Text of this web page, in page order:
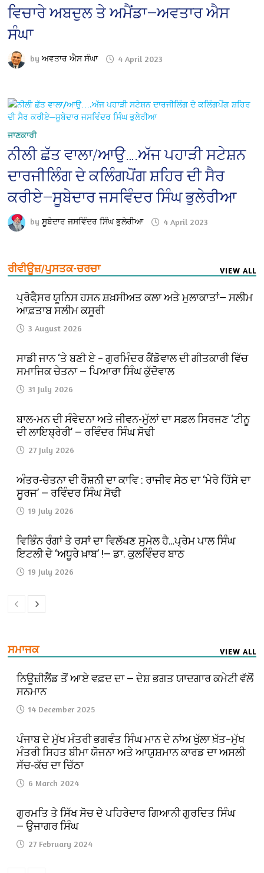
ਵਿਚਾਰੇ ਅਬਦੁਲ ਤੇ ਅਮੈਂਡਾ—ਅਵਤਾਰ ਐਸ
ਸੰਘਾ
byਅਵਤਾਰ ਐਸ ਸੰਘਾ 4 April 2023
ਜਾਣਕਾਰੀ
ਨੀਲੀ ਛੱਤ ਵਾਲਾ/ਆਉ….ਅੱਜ ਪਹਾੜੀ ਸਟੇਸ਼ਨ
ਦਾਰਜੀਲਿੰਗ ਦੇ ਕਲਿੰਗਪੋਂਗ ਸ਼ਹਿਰ ਦੀ ਸੈਰ
ਕਰੀਏ—ਸੂਬੇਦਾਰ ਜਸਵਿੰਦਰ ਸਿੰਘ ਭੁਲੇਰੀਆ
byਸੂਬੇਦਾਰ ਜਸਵਿੰਦਰ ਸਿੰਘ ਭੁਲੇਰੀਆ 4 April 2023
ਰੀਵੀਊਜ਼/ਪੁਸਤਕ-ਚਰਚਾ VIEW ALL
ਪ੍ਰੋਫੈ਼ਸਰ ਯੂਨਿਸ ਹਸਨ ਸ਼ਖ਼ਸੀਅਤ ਕਲਾ ਅਤੇ ਮੁਲਾਕਾਤਾਂ— ਸਲੀਮ
ਆਫ਼ਤਾਬ ਸਲੀਮ ਕਸੂਰੀ
3 August 2026
ਸਾਡੀ ਜਾਨ ‘ਤੇ ਬਣੀ ਏ – ਗੁਰਮਿੰਦਰ ਕੈਂਡੋਵਾਲ ਦੀ ਗੀਤਕਾਰੀ ਵਿੱਚ
ਸਮਾਜਿਕ ਚੇਤਨਾ — ਪਿਆਰਾ ਸਿੰਘ ਕੁੱਦੋਵਾਲ
31 July 2026
ਬਾਲ-ਮਨ ਦੀ ਸੰਵੇਦਨਾ ਅਤੇ ਜੀਵਨ-ਮੁੱਲਾਂ ਦਾ ਸਫ਼ਲ ਸਿਰਜਣ ‘ਟੀਨੂ
ਦੀ ਲਾਇਬ੍ਰੇਰੀ’ — ਰਵਿੰਦਰ ਸਿੰਘ ਸੋਢੀ
27 July 2026
ਅੰਤਰ-ਚੇਤਨਾ ਦੀ ਰੌਸ਼ਨੀ ਦਾ ਕਾਵਿ : ਰਾਜੀਵ ਸੇਠ ਦਾ ‘ਮੇਰੇ ਹਿੱਸੇ ਦਾ
ਸੂਰਜ’ — ਰਵਿੰਦਰ ਸਿੰਘ ਸੋਢੀ
19 July 2026
ਵਿਭਿੰਨ ਰੰਗਾਂ ਤੇ ਰਸਾਂ ਦਾ ਵਿਲੱਖਣ ਸੁਮੇਲ ਹੈ…ਪ੍ਰੇਮ ਪਾਲ ਸਿੰਘ
ਇਟਲੀ ਦੇ ‘ਅਧੂਰੇ ਖ਼ਾਬ’ !— ਡਾ. ਕੁਲਵਿੰਦਰ ਬਾਠ
19 July 2026
ਸਮਾਜਕ VIEW ALL
ਨਿਊਜ਼ੀਲੈਂਡ ਤੋਂ ਆਏ ਵਫ਼ਦ ਦਾ — ਦੇਸ਼ ਭਗਤ ਯਾਦਗਾਰ ਕਮੇਟੀ ਵੱਲੋਂ
ਸਨਮਾਨ
14 December 2025
ਪੰਜਾਬ ਦੇ ਮੁੱਖ ਮੰਤਰੀ ਭਗਵੰਤ ਸਿੰਘ ਮਾਨ ਦੇ ਨਾਂਅ ਖੁੱਲਾ ਖ਼ੱਤ–ਮੁੱਖ
ਮੰਤਰੀ ਸਿਹਤ ਬੀਮਾ ਯੋਜਨਾ ਅਤੇ ਆਯੁਸ਼ਮਾਨ ਕਾਰਡ ਦਾ ਅਸਲੀ
ਸੱਚ-ਕੱਚ ਦਾ ਚਿੱਠਾ
6 March 2024
ਗੁਰਮਤਿ ਤੇ ਸਿੱਖ ਸੋਚ ਦੇ ਪਹਿਰੇਦਾਰ ਗਿਆਨੀ ਗੁਰਦਿਤ ਸਿੰਘ
— ਉਜਾਗਰ ਸਿੰਘ
27 February 2024